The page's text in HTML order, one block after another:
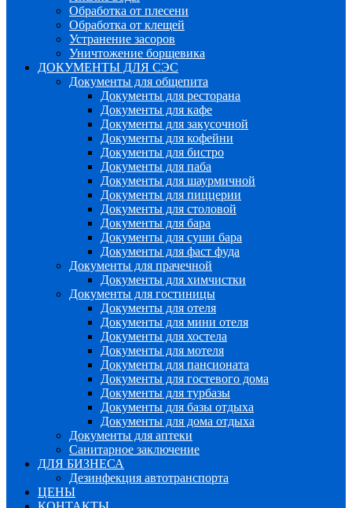
Обработка от плесени
Обработка от клещей
Устранение засоров
Уничтожение борщевика
ДОКУМЕНТЫ ДЛЯ СЭС
Документы для общепита
Документы для ресторана
Документы для кафе
Документы для закусочной
Документы для кофейни
Документы для бистро
Документы для паба
Документы для шаурмичной
Документы для пиццерии
Документы для столовой
Документы для бара
Документы для суши бара
Документы для фаст фуда
Документы для прачечной
Документы для химчистки
Документы для гостиницы
Документы для отеля
Документы для мини отеля
Документы для хостела
Документы для мотеля
Документы для пансионата
Документы для гостевого дома
Документы для турбазы
Документы для базы отдыха
Документы для дома отдыха
Документы для аптеки
Санитарное заключение
ДЛЯ БИЗНЕСА
Дезинфекция автотранспорта
ЦЕНЫ